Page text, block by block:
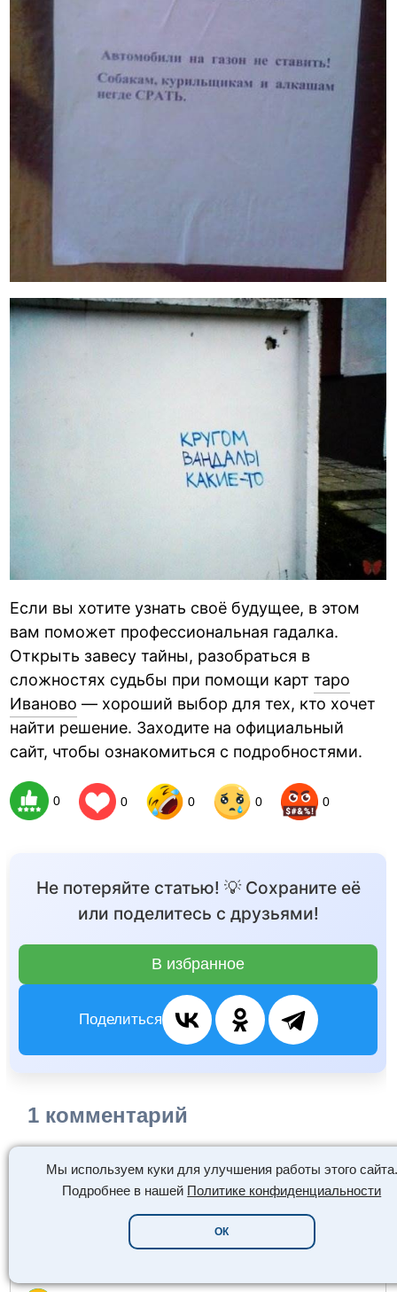
Мы используем куки для улучшения работы этого сайта.
Подробнее в нашей Политике конфиденциальности
ОК
Если вы хотите узнать своё будущее, в этом
вам поможет профессиональная гадалка.
Открыть завесу тайны, разобраться в
сложностях судьбы при помощи карттаро
Иваново — хороший выбор для тех, кто хочет
найти решение. Заходите на официальный
сайт, чтобы ознакомиться с подробностями.
0 0 0 0 0
Не потеряйте статью! 💡 Сохраните её
или поделитесь с друзьями!
В избранное
Поделиться
1 комментарий